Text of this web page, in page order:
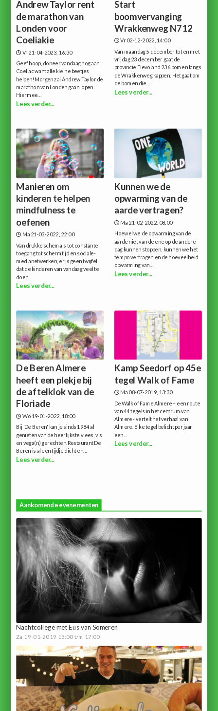
Andrew Taylor rent
de marathon van
Londen voor
Coeliakie
Vr 21-04-2023, 16:30
Geef hoop, doneer vandaag nog aan
Coeliac want alle kleine beetjes
helpen!Morgen zal Andrew Taylor de
marathon van Londen gaan lopen.
Hiermee...
Lees verder...
Start
boomvervanging
Wrakkenweg N712
Vr 02-12-2022, 14:00
Van maandag 5 december tot en met
vrijdag 23 december gaat de
provincie Flevoland 236 bomen langs
de Wrakkenweg kappen. Het gaat om
de bomen die...
Lees verder...
Manieren om
kinderen te helpen
mindfulness te
oefenen
Ma 21-03-2022, 22:00
Van drukke schema's tot constante
toegang tot schermtijd en sociale-
medianetwerken, er is geen twijfel
dat de kinderen van vandaag veel te
doen...
Lees verder...
Kunnen we de
opwarming van de
aarde vertragen?
Ma 21-02-2022, 08:00
Hoewel we de opwarming van de
aarde niet van de ene op de andere
dag kunnen stoppen, kunnen we het
tempo vertragen en de hoeveelheid
opwarming van...
Lees verder...
De Beren Almere
heeft een plekje bij
de aftelklok van de
Floriade
Wo 19-01-2022, 18:00
Bij 'De Beren' kan je sinds 1984 al
genieten van de heerlijkste vlees, vis
en vega(n) gerechten.Restaurant De
Beren is al een tijdje dicht en...
Lees verder...
Kamp Seedorf op 45e
tegel Walk of Fame
Ma 08-07-2019, 13:30
De Walk of Fame Almere – een route
van 44 tegels in het centrum van
Almere - vertelt het verhaal van
Almere. Elke tegel belicht per jaar
een...
Lees verder...
Aankomende evenementen
Nachtcollege met Eus van Someren
Za 19-01-2019 15:00 t/m 17:00